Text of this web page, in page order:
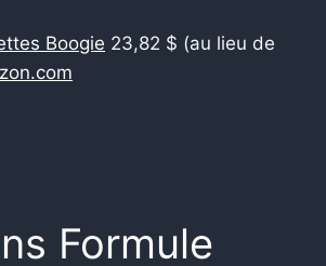
Boogie 23,82 $ (au lieu de
Formule